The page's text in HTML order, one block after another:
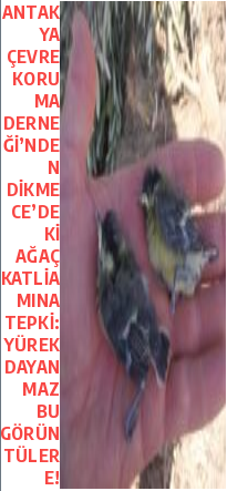
ANTAK
YA
ÇEVRE
KORU
MA
DERNE
Ğİ’NDE
N
DİKME
CE’DE
Kİ
AĞAÇ
KATLİA
MINA
TEPKİ:
YÜREK
DAYAN
MAZ
BU
GÖRÜN
TÜLER
E!